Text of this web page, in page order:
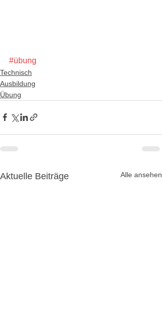
#übung
Technisch
Ausbildung
Übung
Aktuelle Beiträge Alle ansehen